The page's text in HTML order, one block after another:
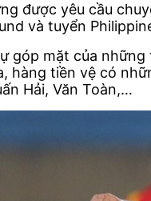
được yêu cầu
và tuyển
góp mặt của
hàng tiền vệ có
Hải, Văn Toàn,…